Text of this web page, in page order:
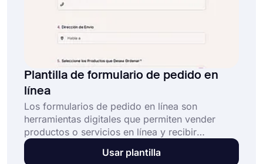
Plantilla de formulario de pedido en
línea
Los formularios de pedido en línea son
herramientas digitales que permiten vender
productos o servicios en línea y recibir
automáticamente los detalles del cliente, como
la selección de productos, cantidades, envíos y
Usar plantilla